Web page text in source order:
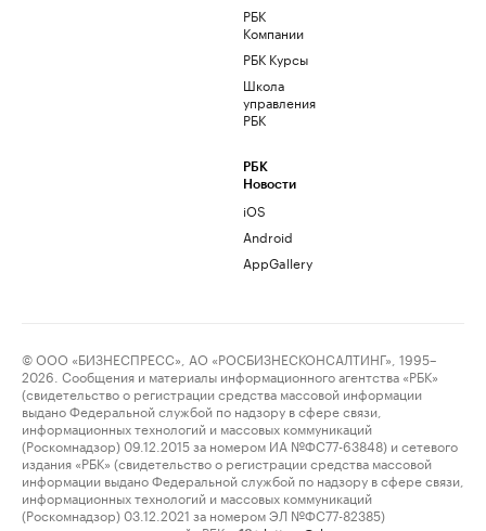
РБК
Компании
РБК Курсы
Школа
управления
РБК
РБК
Новости
iOS
Android
AppGallery
© ООО «БИЗНЕСПРЕСС», АО «РОСБИЗНЕСКОНСАЛТИНГ», 1995–
2026. Сообщения и материалы информационного агентства «РБК»
(свидетельство о регистрации средства массовой информации
выдано Федеральной службой по надзору в сфере связи,
информационных технологий и массовых коммуникаций
(Роскомнадзор) 09.12.2015 за номером ИА №ФС77-63848) и сетевого
издания «РБК» (свидетельство о регистрации средства массовой
информации выдано Федеральной службой по надзору в сфере связи,
информационных технологий и массовых коммуникаций
(Роскомнадзор) 03.12.2021 за номером ЭЛ №ФС77-82385)